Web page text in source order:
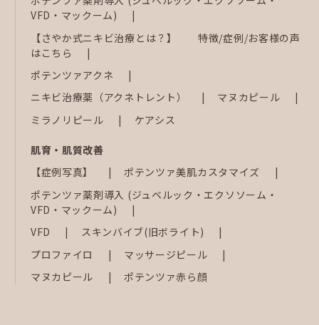
VFD・マックーム)
【さやか式ニキビ治療とは？】 特徴/症例/お客様の声
はこちら
ポテンツァアクネ
ニキビ治療薬（アクネトレント）
マヌカピール
ミラノリピール
ケアシス
肌育・肌質改善
【症例写真】
ポテンツァ美肌カスタマイズ
ポテンツァ薬剤導入 (ジュベルック・エクソソーム・
VFD・マックーム)
VFD
スキンバイブ(旧ボライト)
プロファイロ
マッサージピール
マヌカピール
ポテンツァ赤ら顔